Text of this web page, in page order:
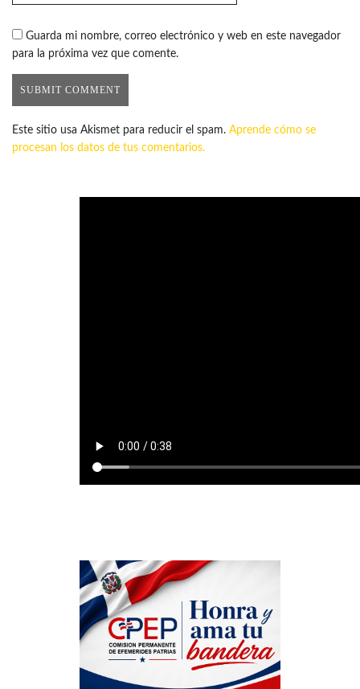
Guarda mi nombre, correo electrónico y web en este navegador
para la próxima vez que comente.
Este sitio usa Akismet para reducir el spam. Aprende cómo se
procesan los datos de tus comentarios.